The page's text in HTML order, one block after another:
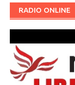
RADIO ONLINE